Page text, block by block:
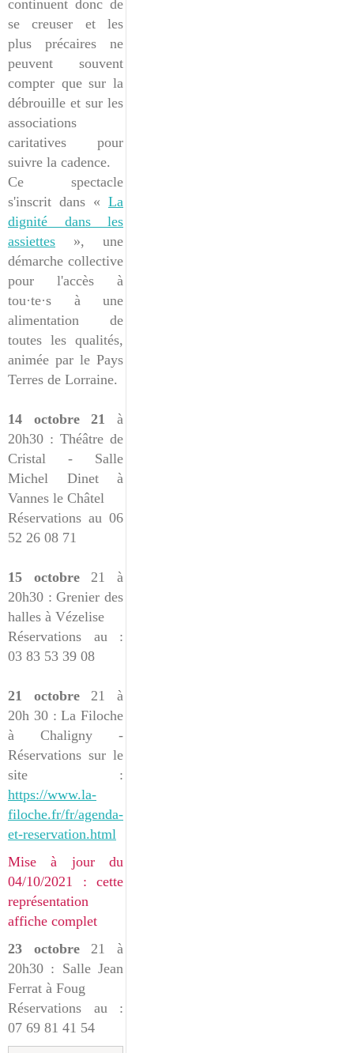
continuent donc de
se creuser et les
plus précaires ne
peuvent souvent
compter que sur la
débrouille et sur les
associations
caritatives pour
suivre la cadence.
Ce spectacle
s'inscrit dans « La
dignité dans les
assiettes », une
démarche collective
pour l'accès à
tou·te·s à une
alimentation de
toutes les qualités,
animée par le Pays
Terres de Lorraine.
14 octobre 21 à
20h30 : Théâtre de
Cristal - Salle
Michel Dinet à
Vannes le Châtel
Réservations au 06
52 26 08 71
15 octobre21 à
20h30 : Grenier des
halles à Vézelise
Réservations au :
03 83 53 39 08
21 octobre21 à
20h 30 : La Filoche
à Chaligny -
Réservations sur le
site :
https://www.la-
filoche.fr/fr/agenda-
et-reservation.html
Mise à jour du
04/10/2021 : cette
représentation
affiche complet
23 octobre21 à
20h30 : Salle Jean
Ferrat à Foug
Réservations au :
07 69 81 41 54